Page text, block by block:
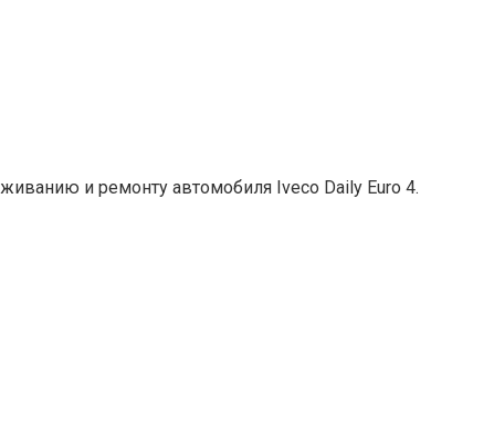
и ремонту автомобиля Iveco Daily Euro 4.